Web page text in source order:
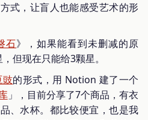
式，让盲人也能感受艺术的形
石》，如果能看到未删减的原
但现在只能给3颗星。
豉的形式，用 Notion 建了一个
」，目前分享了7个商品，有衣
、水杯。都比较便宜，也是我